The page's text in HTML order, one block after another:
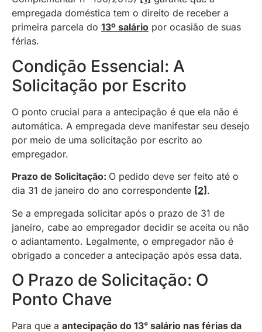
empregada doméstica tem o direito de receber a
primeira parcela do 13º salário por ocasião de suas
férias.
Condição Essencial: A
Solicitação por Escrito
O ponto crucial para a antecipação é que ela não é
automática. A empregada deve manifestar seu desejo
por meio de uma solicitação por escrito ao
empregador.
Prazo de Solicitação: O pedido deve ser feito até o
dia 31 de janeiro do ano correspondente [2] .
Se a empregada solicitar após o prazo de 31 de
janeiro, cabe ao empregador decidir se aceita ou não
o adiantamento. Legalmente, o empregador não é
obrigado a conceder a antecipação após essa data.
O Prazo de Solicitação: O
Ponto Chave
Para que a antecipação do 13° salário nas férias da